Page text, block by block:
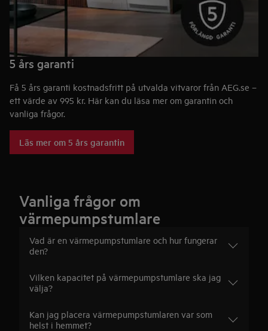
5 års garanti
Få 5 års garanti kostnadsfritt på utvalda vitvaror från AEG.se –
ett värde av 995 kr. Här kan du läsa mer om garantin och
vanliga frågor.
Läs mer om 5 års garantin
Vanliga frågor om
värmepumpstumlare
Vad är en värmepumpstumlare och hur fungerar
den?
Vilken kapacitet på värmepumpstumlare ska jag
välja?
Kan jag placera värmepumpstumlaren var som
helst i hemmet?